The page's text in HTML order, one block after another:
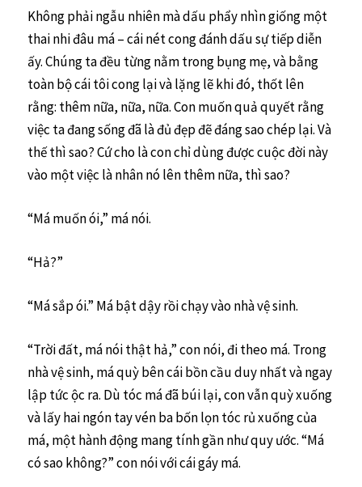
Không phải ngẫu nhiên mà dấu phẩy nhìn giống một
thai nhi đâu má – cái nét cong đánh dấu sự tiếp diễn
ấy. Chúng ta đều từng nằm trong bụng mẹ, và bằng
toàn bộ cái tôi cong lại và lặng lẽ khi đó, thốt lên
rằng: thêm nữa, nữa, nữa. Con muốn quả quyết rằng
việc ta đang sống đã là đủ đẹp đẽ đáng sao chép lại. Và
thế thì sao? Cứ cho là con chỉ dùng được cuộc đời này
vào một việc là nhân nó lên thêm nữa, thì sao?
“Má muốn ói,” má nói.
“Hả?”
“Má sắp ói.” Má bật dậy rồi chạy vào nhà vệ sinh.
“Trời đất, má nói thật hả,” con nói, đi theo má. Trong
nhà vệ sinh, má quỳ bên cái bồn cầu duy nhất và ngay
lập tức ộc ra. Dù tóc má đã búi lại, con vẫn quỳ xuống
và lấy hai ngón tay vén ba bốn lọn tóc rủ xuống của
má, một hành động mang tính gần như quy ước. “Má
có sao không?” con nói với cái gáy má.